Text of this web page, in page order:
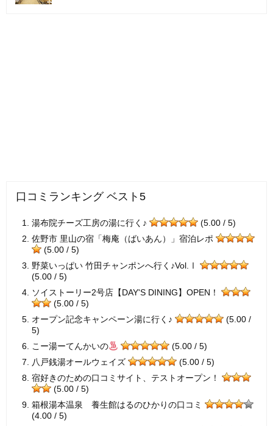
口コミランキング ベスト5
湯布院チーズ工房の湯に行く♪
(5.00 / 5)
佐野市 里山の宿「梅庵（ばいあん）」宿泊レポ
(5.00 / 5)
野菜いっぱい 竹田チャンポンへ行く♪Vol.Ⅰ
(5.00 / 5)
ソイストーリー2号店【DAY'S DINING】OPEN！
(5.00 / 5)
オープン記念キャンペーン湯に行く♪
(5.00 /
5)
こー湯ーてんかいの
(5.00 / 5)
八戸銭湯オールウェイズ
(5.00 / 5)
宿好きのための口コミサイト、テストオープン！
(5.00 / 5)
箱根湯本温泉 養生館はるのひかりの口コミ
(4.00 / 5)